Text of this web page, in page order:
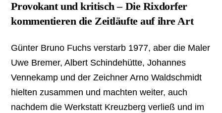
Provokant und kritisch – Die Rixdorfer
kommentieren die Zeitläufte auf ihre Art
Günter Bruno Fuchs verstarb 1977, aber die Maler
Uwe Bremer, Albert Schindehütte, Johannes
Vennekamp und der Zeichner Arno Waldschmidt
hielten zusammen und machten weiter, auch
nachdem die Werkstatt Kreuzberg verließ und im